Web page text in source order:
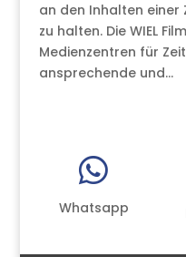
an den Inhalten einer
zu halten. Die WIEL
Medienzentren für
ansprechende und...

Whatsapp